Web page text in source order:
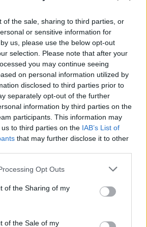
of the sale, sharing to third parties, or
or sensitive information for
us, please use the below opt-out
selection. Please note that after your
you may continue seeing
on personal information utilized by
disclosed to third parties prior to
separately opt-out of the further
information by third parties on the
participants. This information may
to third parties on the IAB’s List of
that may further disclose it to other
website/app uses one or more Google
or usage behaviour. You may click to
to Google and its third-party tags to
specified purposes in below Google
Opt Outs
of the Sharing of my
of the Sale of my
ΓΙΏΡΓΟΣ ΓΕΩΡΓΑΚΌΠΟΥΛΟΣ